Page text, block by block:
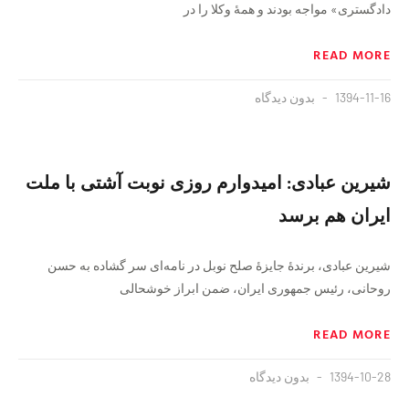
دادگستری» مواجه بودند و همهٔ وکلا را در
READ MORE
1394-11-16 بدون دیدگاه
شیرین عبادی: امیدوارم روزی نوبت آشتی با ملت
ایران هم برسد
شیرین عبادی، برندهٔ جایزهٔ صلح نوبل در نامه‌ای سر گشاده به حسن
روحانی، رئیس جمهوری ایران، ضمن ابراز خوشحالی
READ MORE
1394-10-28 بدون دیدگاه